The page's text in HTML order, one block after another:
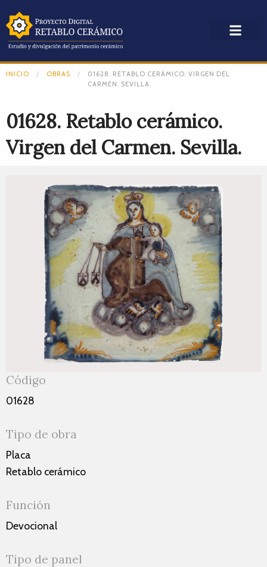
INICIO OBRAS
01628. RETABLO CERÁMICO. VIRGEN DEL
CARMEN. SEVILLA.
01628. Retablo cerámico.
Virgen del Carmen. Sevilla.
Código
01628
Tipo de obra
Placa
Retablo cerámico
Función
Devocional
Tipo de panel